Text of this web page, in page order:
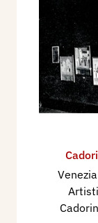
d'Arte della
Biennale -
Bibliografia:
1910 -
Guido
1912 -
Esposizione
catalogo
p. n.n., ill.